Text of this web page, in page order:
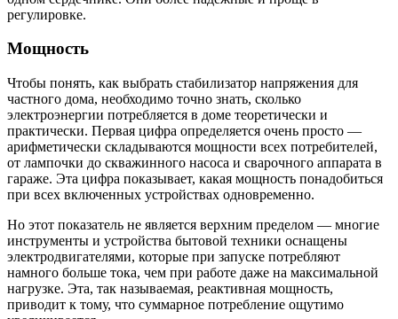
регулировке.
Мощность
Чтобы понять, как выбрать стабилизатор напряжения для
частного дома, необходимо точно знать, сколько
электроэнергии потребляется в доме теоретически и
практически. Первая цифра определяется очень просто —
арифметически складываются мощности всех потребителей,
от лампочки до скважинного насоса и сварочного аппарата в
гараже. Эта цифра показывает, какая мощность понадобиться
при всех включенных устройствах одновременно.
Но этот показатель не является верхним пределом — многие
инструменты и устройства бытовой техники оснащены
электродвигателями, которые при запуске потребляют
намного больше тока, чем при работе даже на максимальной
нагрузке. Эта, так называемая, реактивная мощность,
приводит к тому, что суммарное потребление ощутимо